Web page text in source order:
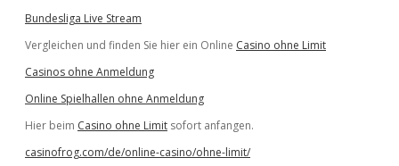
Bundesliga Live Stream
Vergleichen und finden Sie hier ein Online Casino ohne Limit
Casinos ohne Anmeldung
Online Spielhallen ohne Anmeldung
Hier beim Casino ohne Limit sofort anfangen.
casinofrog.com/de/online-casino/ohne-limit/